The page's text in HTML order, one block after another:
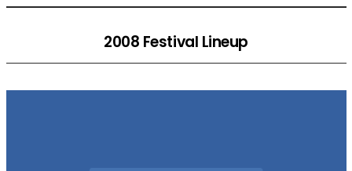
2008 Festival Lineup